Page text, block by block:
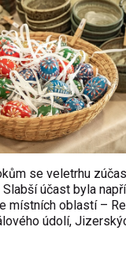
se veletrhu
účast byla
místních oblastí –
údolí,